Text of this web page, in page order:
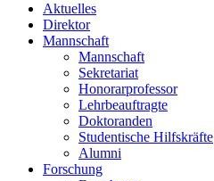
Aktuelles
Direktor
Mannschaft
Mannschaft
Sekretariat
Honorarprofessor
Lehrbeauftragte
Doktoranden
Studentische Hilfskräfte
Alumni
Forschung